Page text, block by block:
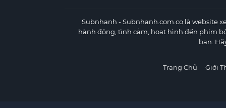
Subnhanh - Subnhanh.com.co là website
hành động, tình cảm, hoạt hình đến phim
bạn.
Trang Chủ Giới